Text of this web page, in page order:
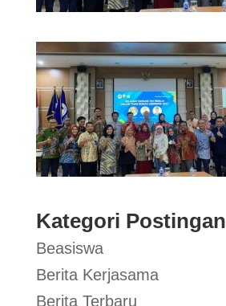
Kategori Postingan
Beasiswa
Berita Kerjasama
Berita Terbaru